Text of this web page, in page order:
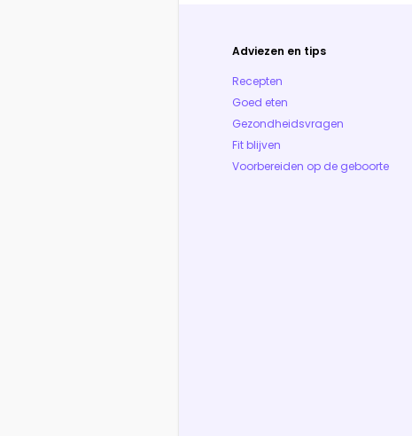
Adviezen en tips
Recepten
Goed eten
Gezondheidsvragen
Fit blijven
Voorbereiden op de geboorte